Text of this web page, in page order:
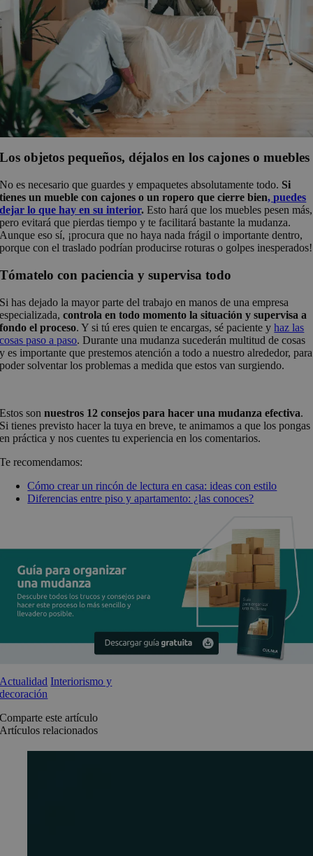
Los objetos pequeños, déjalos en los cajones o muebles
No es necesario que guardes y empaquetes absolutamente todo. Si
tienes un mueble con cajones o un ropero que cierre bien,puedes
dejar lo que hay en su interior. Esto hará que los muebles pesen más,
pero evitará que pierdas tiempo y te facilitará bastante la mudanza.
Aunque eso sí, ¡procura que no haya nada frágil o importante dentro,
porque con el traslado podrían producirse roturas o golpes inesperados!
Tómatelo con paciencia y supervisa todo
Si has dejado la mayor parte del trabajo en manos de una empresa
especializada, controla en todo momento la situación y supervisa a
fondo el proceso. Y si tú eres quien te encargas, sé paciente yhaz las
cosas paso a paso. Durante una mudanza sucederán multitud de cosas
y es importante que prestemos atención a todo a nuestro alrededor, para
poder solventar los problemas a medida que estos van surgiendo.
Estos sonnuestros 12 consejos para hacer una mudanza efectiva.
Si tienes previsto hacer la tuya en breve, te animamos a que los pongas
en práctica y nos cuentes tu experiencia en los comentarios.
Te recomendamos:
Cómo crear un rincón de lectura en casa: ideas con estilo
Diferencias entre piso y apartamento: ¿las conoces?
Actualidad Interiorismo y
decoración
Comparte este artículo
Artículos relacionados